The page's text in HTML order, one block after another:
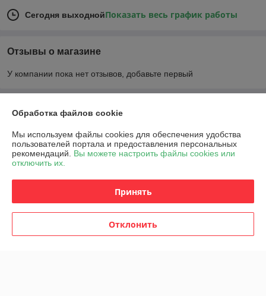
Сегодня выходнойПоказать весь график работы
Отзывы о магазине
У компании пока нет отзывов, добавьте первый
О нас
Контакты
Доставка и оплата
Обработка файлов cookie
Мы используем файлы cookies для обеспечения удобства
пользователей портала и предоставления персональных
рекомендаций. Вы можете настроить файлы cookies или
отключить их.
Принять
Отклонить